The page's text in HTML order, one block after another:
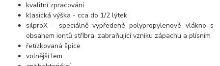
kvalitní zpracování
klasická výška - cca do 1/2 lýtek
silproX - speciálně vypředené polypropylenové vlákno s
obsahem iontů stříbra, zabraňující vzniku zápachu a plísním
řetízkovaná špice
volnější lem